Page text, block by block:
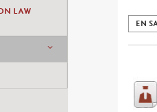
LAW
EN